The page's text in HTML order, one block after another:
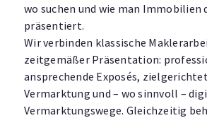
wo suchen und wie man Immobilien
präsentiert.
Wir verbinden klassische
zeitgemäßer Präsentation:
ansprechende Exposés,
Vermarktung und – wo sinnvoll –
Vermarktungswege. Gleichzeitig